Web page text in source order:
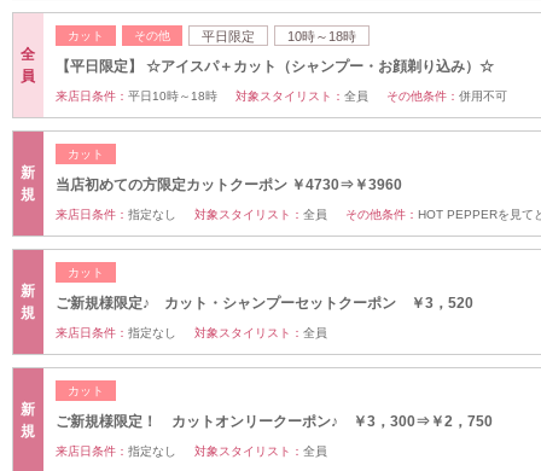
全
員
カット その他 平日限定 10時～18時
【平日限定】 ☆アイスパ＋カット（シャンプー・お顔剃り込み）☆
来店日条件： 平日10時～18時 対象スタイリスト： 全員 その他条件： 併用不可
新
規
カット
当店初めての方限定カットクーポン ￥4730⇒￥3960
来店日条件： 指定なし 対象スタイリスト： 全員 その他条件： HOT PEPPERを見て
新
規
カット
ご新規様限定♪ カット・シャンプーセットクーポン ￥3，520
来店日条件： 指定なし 対象スタイリスト： 全員
新
規
カット
ご新規様限定！ カットオンリークーポン♪ ￥3，300⇒￥2，750
来店日条件： 指定なし 対象スタイリスト： 全員